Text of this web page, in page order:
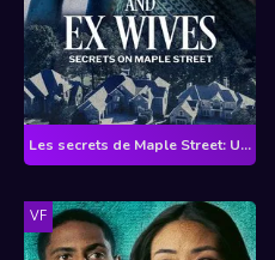
Les secrets de Maple Street: Un voisin va mourir
VF